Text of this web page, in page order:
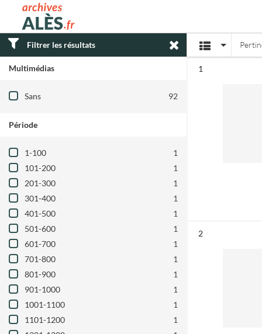
Archives municipales d'Alès
Filtrer les résultats
Multimédias
Filtre les résultats par : Multimédias
Sans 92
Période
Filtre les résultats par : Période
1-100
1
101-200
1
201-300
1
301-400
1
401-500
1
501-600
1
601-700
1
701-800
1
801-900
1
901-1000
1
1001-1100
1
1101-1200
1
Affichage
1
2